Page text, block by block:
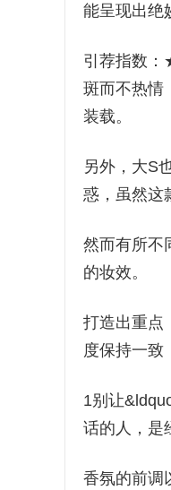
能呈现出绝
引荐指数
斑而不热情
装载。
另外，大S
惑，虽然这
然而有所不
的妆效。
打造出重点
度保持一致
1别让
话的人，是
香氛的前调